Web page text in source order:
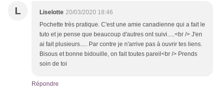
L Liselotte 20/03/2020 18:46
Pochette très pratique. C'est une amie canadienne qui a fait le
tuto et je pense que beaucoup d'autres ont suivi.....<br /> J'en
ai fait plusieurs..... Par contre je n'arrive pas à ouvrir tes liens.
Bisous et bonne bidouille, on fait toutes pareil<br /> Prends
soin de toi
Répondre